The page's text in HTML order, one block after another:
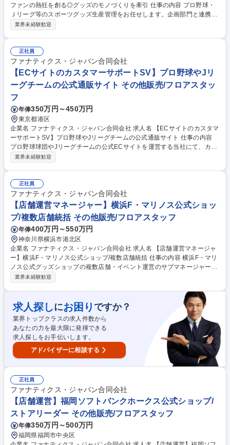
ファンの熱狂を創る◎グッズのモノづくりを牽引 仕事の内容 プロ野球・
Ｊリーグ等のスポーツグッズ生産管理をお任せします。企画部門と連携
し、シーズンごとの生産計画立案から品質・コスト・納期管理まで、グッ
ェック、工場での検品依頼、不良品対応） ■コスト管理（工場との価格交
渉、コストシミュレーション） ■納期・物流管理（生産工程の進捗確認、
国内倉庫への納入スケジュール調整） ■その他（工場との折衝、仕様書や
り取り、生産トラブル時の迅速な調整や生産体制のチェックなど生産管理
業務全般） 募集職種 【生産管理】スポーツファンの熱狂を創る◎グッズ
のモノづくりを牽引
業界未経験歓迎
正社員
ファナティクス・ジャパン合同会社
【ECサイトのカスタマーサポートSV】プロ野球やJリ
ーグチームの公式通販サイト その他販売/フロアスタッ
フ
年俸350万円～450万円
東京都港区
企業名 ファナティクス・ジャパン合同会社 求人名 【ECサイトのカスタマ
ーサポートSV】プロ野球やJリーグチームの公式通販サイト 仕事の内容
プロ野球球団やJリーグチームの公式ECサイトを運営する当社にて、カス
タマーサポートのSV業務に従事していただきます。ファンの「困った」
とのリレーション（ディスカッションや問い合わせ共有）■コールセンタ
ースタッフのマネジメント（トークスクリプトや研修資料等の作成）■そ
の他業務改善（課題発見→解決に向けた調査）など 成長を続けるスポーツ
Eコマース事業の中で、CS経験を活かしながら、チームマネジメント力・
課題解決力・部門横断の推進力を磨ける環境です 募集職種 【ECサイトの
カスタマーサポートSV】プロ野球やJリーグチームの公式通販サイト
業界未経験歓迎
正社員
ファナティクス・ジャパン合同会社
【店舗運営マネージャー】横浜F・マリノス公式ショッ
プ/複数店舗統括 その他販売/フロアスタッフ
年俸400万円～550万円
神奈川県横浜市港北区
企業名 ファナティクス・ジャパン合同会社 求人名 【店舗運営マネージャ
ー】横浜F・マリノス公式ショップ/複数店舗統括 仕事の内容 横浜F・マリ
ノス公式グッズショップの複数店舗・イベント運営のサブマネージャーと
して、店長と連携し、試合日の爆発的な人流をさばく店舗運営、在庫の最
店舗運営(レジ・待機列・人員配置などの現場指揮) ■3領域の横断管理
【運営】人流分析による動線改善、シフトやコストの最適化、VMD反映
【在庫】需要予測に基づく商品配分、欠品リスク検知、倉庫連動、B2B卸
対応 【販促】試合日の企画実行、店頭POPディレクション、SNS/EC連携
■数値に基づく改善 基本KPI(入店数・CVR・客単価等)の収集とレポート
作成、本部への橋渡し 募集職種 【店舗運営マネージャー】横浜F・マリノ
ス公式ショップ/複数店舗統括
業界未経験歓迎
求人探しにお困り ですか？
業界トップクラスの求人件数から
あなたの力を最大限に発揮できる
求人探しをお手伝いします。
アドバイザーに相談する
正社員
ファナティクス・ジャパン合同会社
【店舗運営】福岡ソフトバンクホークス公式ショップ/
ストアリーダー その他販売/フロアスタッフ
年俸350万円～500万円
福岡県福岡市中央区